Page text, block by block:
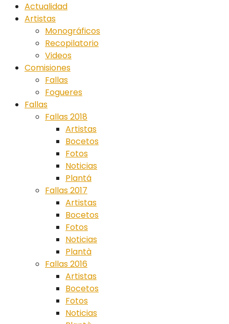
Actualidad
Artistas
Monográficos
Recopilatorio
Videos
Comisiones
Fallas
Fogueres
Fallas
Fallas 2018
Artistas
Bocetos
Fotos
Noticias
Plantá
Fallas 2017
Artistas
Bocetos
Fotos
Noticias
Plantà
Fallas 2016
Artistas
Bocetos
Fotos
Noticias